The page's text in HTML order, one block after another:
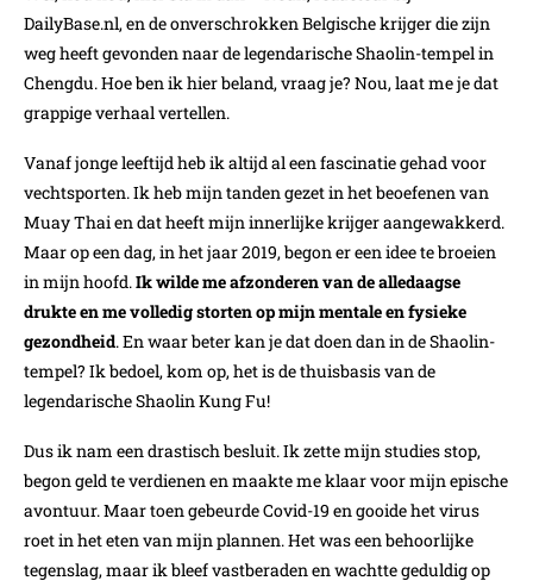
DailyBase.nl, en de onverschrokken Belgische krijger die zijn
weg heeft gevonden naar de legendarische Shaolin-tempel in
Chengdu. Hoe ben ik hier beland, vraag je? Nou, laat me je dat
grappige verhaal vertellen.
Vanaf jonge leeftijd heb ik altijd al een fascinatie gehad voor
vechtsporten. Ik heb mijn tanden gezet in het beoefenen van
Muay Thai en dat heeft mijn innerlijke krijger aangewakkerd.
Maar op een dag, in het jaar 2019, begon er een idee te broeien
in mijn hoofd.Ik wilde me afzonderen van de alledaagse
drukte en me volledig storten op mijn mentale en fysieke
gezondheid. En waar beter kan je dat doen dan in de Shaolin-
tempel? Ik bedoel, kom op, het is de thuisbasis van de
legendarische Shaolin Kung Fu!
Dus ik nam een drastisch besluit. Ik zette mijn studies stop,
begon geld te verdienen en maakte me klaar voor mijn epische
avontuur. Maar toen gebeurde Covid-19 en gooide het virus
roet in het eten van mijn plannen. Het was een behoorlijke
tegenslag, maar ik bleef vastberaden en wachtte geduldig op